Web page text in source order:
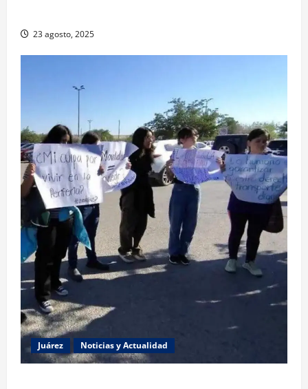
23 agosto, 2025
Juárez Noticias y Actualidad